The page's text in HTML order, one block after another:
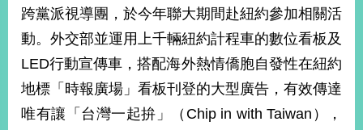
絡
們
跨黨派視導團，於今年聯大期間赴紐約參加相關活
動。外交部並運用上千輛紐約計程車的數位看板及
LED行動宣傳車，搭配海外熱情僑胞自發性在紐約
地標「時報廣場」看板刊登的大型廣告，有效傳達
唯有讓「台灣一起拚」（Chip in with Taiwan），